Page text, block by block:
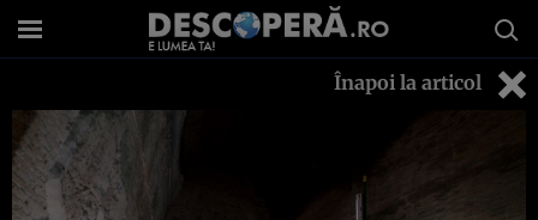
Înapoi la articol